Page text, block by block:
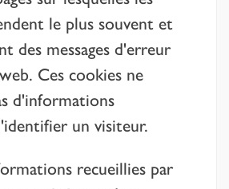
le plus souvent et
des messages d'erreur
Ces cookies ne
d'informations
un visiteur.
recueillies par